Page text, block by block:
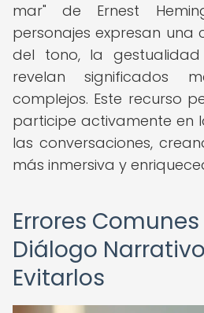
mar" de Ernest
personajes expresan una
del tono, la
revelan significados
complejos. Este recurso
participe activamente en
las conversaciones,
más inmersiva y
Errores
Diálogo
Evitarlos